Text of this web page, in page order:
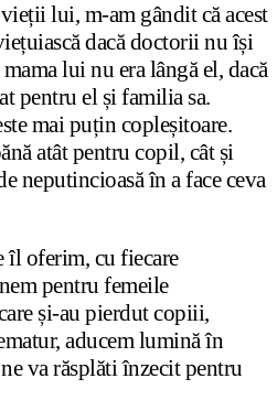
lui, m-am gândit că acest
dacă doctorii nu își
lui nu era lângă el, dacă
pentru el și familia sa.
mai puțin copleșitoare.
atât pentru copil, cât și
neputincioasă în a face ceva
îl oferim, cu fiecare
pentru femeile
și-au pierdut copiii,
aducem lumină în
va răsplăti înzecit pentru